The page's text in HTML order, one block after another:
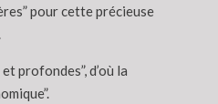
pour cette précieuse
profondes”, d’où la